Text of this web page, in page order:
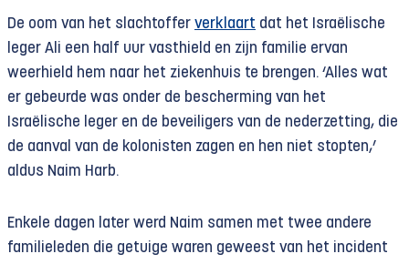
De oom van het slachtoffer verklaart dat het Israëlische
leger Ali een half uur vasthield en zijn familie ervan
weerhield hem naar het ziekenhuis te brengen. ‘Alles wat
er gebeurde was onder de bescherming van het
Israëlische leger en de beveiligers van de nederzetting, die
de aanval van de kolonisten zagen en hen niet stopten,’
aldus Naim Harb.
Enkele dagen later werd Naim samen met twee andere
familieleden die getuige waren geweest van het incident